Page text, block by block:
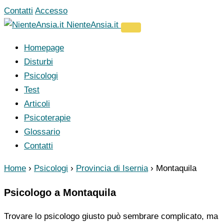
Vai
al
Contatti Accesso
NienteAnsia.it
Homepage
Disturbi
Psicologi
Test
Articoli
Psicoterapie
Glossario
Contatti
Home › Psicologi › Provincia di Isernia › Montaquila
Psicologo a Montaquila
Trovare lo psicologo giusto può sembrare complicato, ma